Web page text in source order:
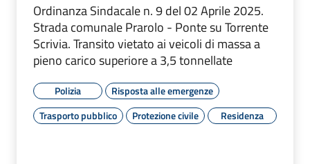
Ordinanza Sindacale n. 9 del 02 Aprile 2025.
Strada comunale Prarolo - Ponte su Torrente
Scrivia. Transito vietato ai veicoli di massa a
pieno carico superiore a 3,5 tonnellate
Polizia
Risposta alle emergenze
Trasporto pubblico
Protezione civile Residenza